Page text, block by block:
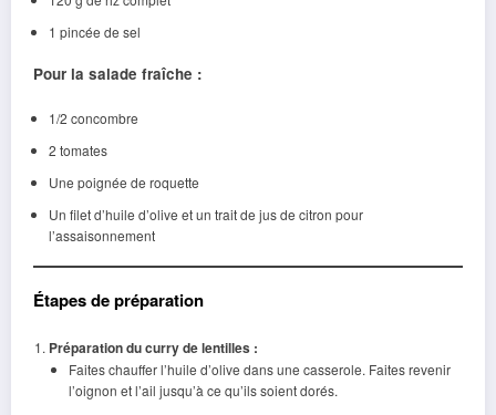
1 pincée de sel
Pour la salade fraîche :
1/2 concombre
2 tomates
Une poignée de roquette
Un filet d’huile d’olive et un trait de jus de citron pour
l’assaisonnement
Étapes de préparation
Préparation du curry de lentilles :
Faites chauffer l’huile d’olive dans une casserole. Faites revenir
l’oignon et l’ail jusqu’à ce qu’ils soient dorés.